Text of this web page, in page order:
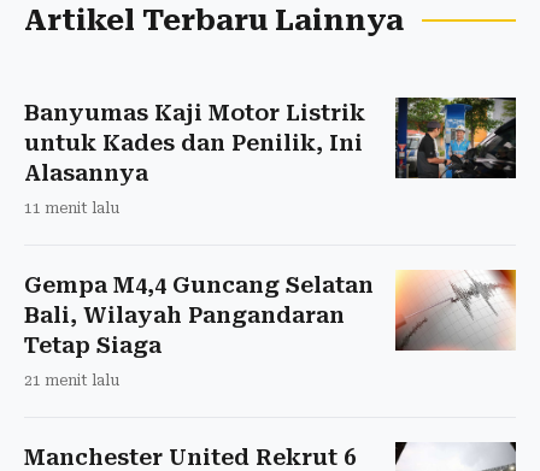
Artikel Terbaru Lainnya
Banyumas Kaji Motor Listrik
untuk Kades dan Penilik, Ini
Alasannya
11 menit lalu
Gempa M4,4 Guncang Selatan
Bali, Wilayah Pangandaran
Tetap Siaga
21 menit lalu
Manchester United Rekrut 6